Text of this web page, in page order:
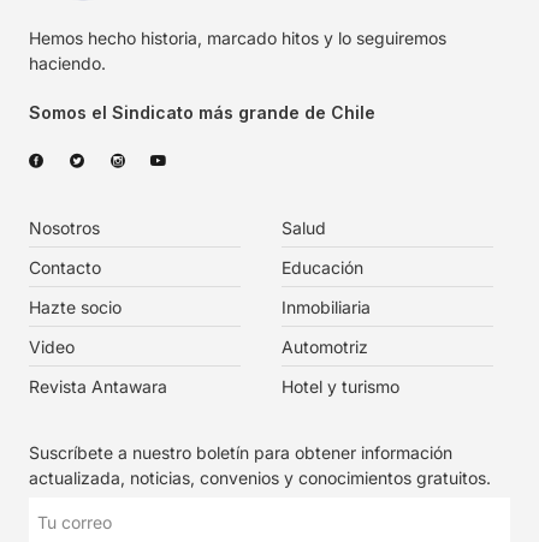
Hemos hecho historia, marcado hitos y lo seguiremos
haciendo.
Somos el Sindicato más grande de Chile
Nosotros
Contacto
Hazte socio
Video
Revista Antawara
Salud
Educación
Inmobiliaria
Automotriz
Hotel y turismo
Suscríbete a nuestro boletín para obtener información
actualizada, noticias, convenios y conocimientos gratuitos.